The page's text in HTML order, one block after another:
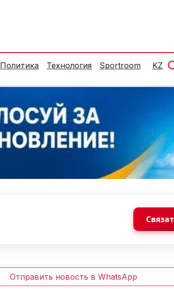
Политика Технология Sportroom KZ
Отправить новость в WhatsApp